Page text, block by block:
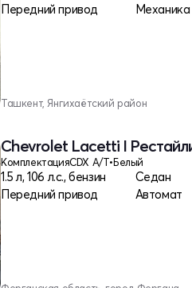
Передний привод
Механика
Ташкент, Янгихаётский район
Chevrolet Lacetti I
КомплектацияCDX A/T•Белый
1.5 л, 106 л.с., бензин
Седан
Передний привод
Автомат